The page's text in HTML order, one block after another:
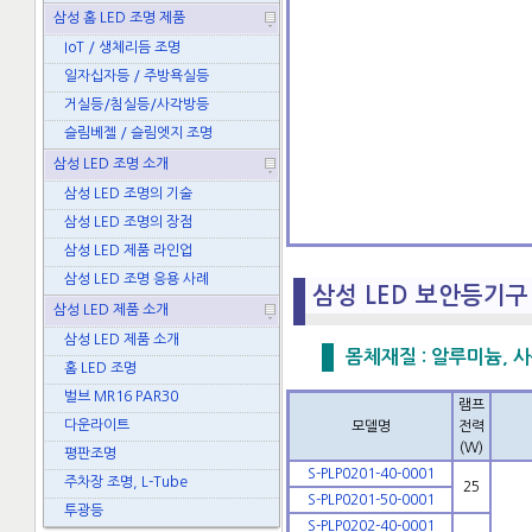
삼성 홈 LED 조명 제품
IoT / 생체리듬 조명
일자십자등 / 주방욕실등
거실등/침실등/사각방등
슬림베젤 / 슬림엣지 조명
삼성 LED 조명 소개
삼성 LED 조명의 기술
삼성 LED 조명의 장점
삼성 LED 제품 라인업
삼성 LED 조명 응용 사례
삼성 LED 제품 소개
삼성 LED 제품 소개
홈 LED 조명
벌브 MR16 PAR30
다운라이트
평판조명
주차장 조명, L-Tube
투광등
삼성 LED 보안등기
몸체재질 : 알루미늄,
모델명
램프
전력
(W)
S-PLP0201-40-0001
25
S-PLP0201-50-0001
S-PLP0202-40-0001